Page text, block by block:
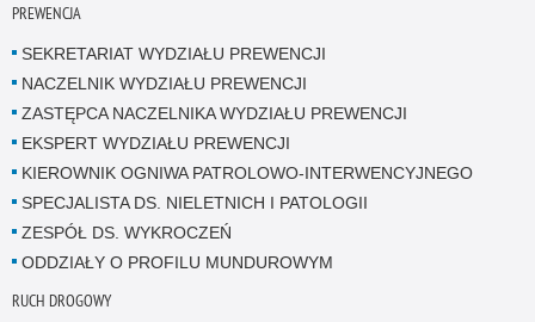
PREWENCJA
SEKRETARIAT WYDZIAŁU PREWENCJI
NACZELNIK WYDZIAŁU PREWENCJI
ZASTĘPCA NACZELNIKA WYDZIAŁU PREWENCJI
EKSPERT WYDZIAŁU PREWENCJI
KIEROWNIK OGNIWA PATROLOWO-INTERWENCYJNEGO
SPECJALISTA DS. NIELETNICH I PATOLOGII
ZESPÓŁ DS. WYKROCZEŃ
ODDZIAŁY O PROFILU MUNDUROWYM
RUCH DROGOWY